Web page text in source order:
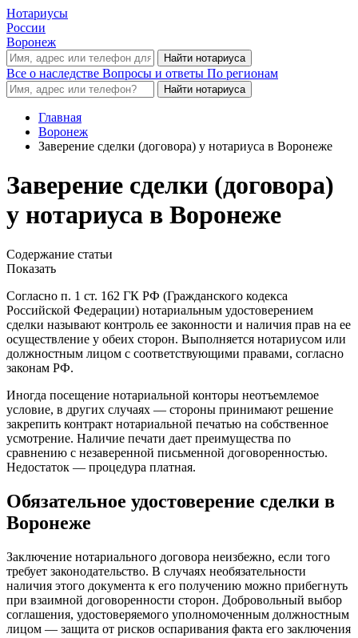
Нотариусы
России
Воронеж
Все о наследстве Вопросы и ответы По регионам
Главная
Воронеж
Заверение сделки (договора) у нотариуса в Воронеже
Заверение сделки (договора)
у нотариуса в Воронеже
Содержание статьи
Показать
Согласно п. 1 ст. 162 ГК РФ (Гражданского кодекса
Российской Федерации) нотариальным удостоверением
сделки называют контроль ее законности и наличия прав на ее
осуществление у обеих сторон. Выполняется нотариусом или
должностным лицом с соответствующими правами, согласно
законам РФ.
Иногда посещение нотариальной конторы неотъемлемое
условие, в других случаях — стороны принимают решение
закрепить контракт нотариальной печатью на собственное
усмотрение. Наличие печати дает преимущества по
сравнению с незаверенной письменной договоренностью.
Недостаток — процедура платная.
Обязательное удостоверение сделки в
Воронеже
Заключение нотариального договора неизбежно, если того
требует законодательство. В случаях необязательности
наличия этого документа к его получению можно прибегнуть
при взаимной договоренности сторон. Добровольный выбор
соглашения, удостоверяемого уполномоченным должностным
лицом — защита от рисков оспаривания факта его заключения